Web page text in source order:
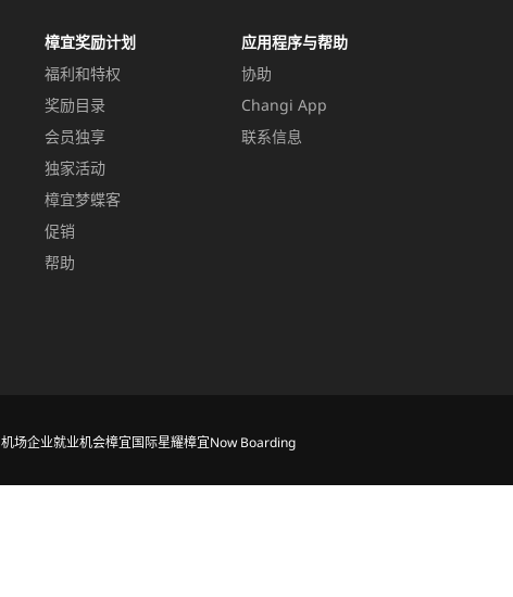
樟宜奖励计划
福利和特权
奖励目录
会员独享
独家活动
樟宜梦蝶客
促销
帮助
应用程序与帮助
协助
Changi App
联系信息
机场企业就业机会樟宜国际星耀樟宜Now Boarding